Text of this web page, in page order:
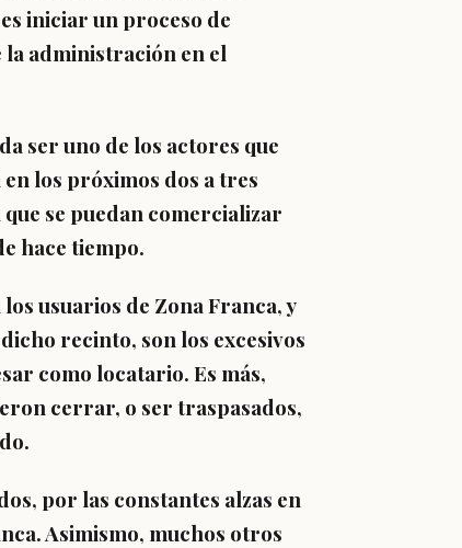
iniciar un proceso de
la administración en el
ser uno de los actores que
los próximos dos a tres
se puedan comercializar
hace tiempo.
usuarios de Zona Franca, y
recinto, son los excesivos
como locatario. Es más,
cerrar, o ser traspasados,
por las constantes alzas en
Asimismo, muchos otros